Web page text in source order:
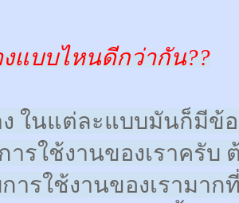
แบบไหนดีกว่ากัน??
ง ในแต่ละแบบมันก็มีข้
รใช้งานของเราครับ
ารใช้งานของเรามา